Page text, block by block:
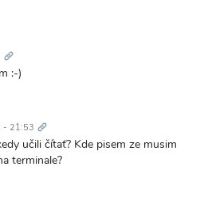
odkaz
:-)
- 21:53 odkaz
učili čítať? Kde pisem ze musim
terminale?